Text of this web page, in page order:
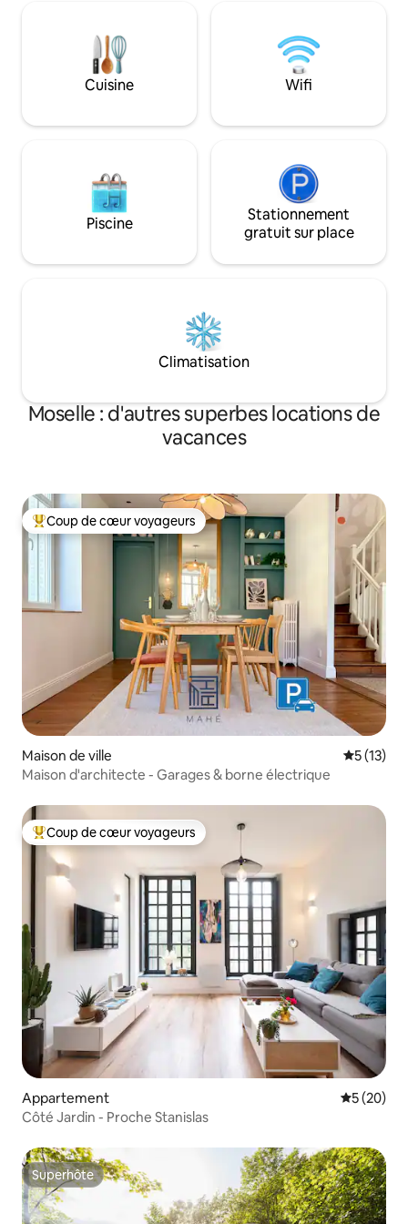
euros/enfant
apaisante sur la
environnante
Cuisine Wifi
Piscine
Stationnement
gratuit sur place
Climatisation
Moselle : d'autres superbes locations de
vacances
Coups de cœur voyageurs les plus appréciés
Coup de cœur voyageurs
Maison de ville
5 (13)
Maison d'architecte - Garages & borne électrique
Coups de cœur voyageurs les plus appréciés
Coup de cœur voyageurs
Appartement
5 (20)
Côté Jardin - Proche Stanislas
Superhôte
Superhôte